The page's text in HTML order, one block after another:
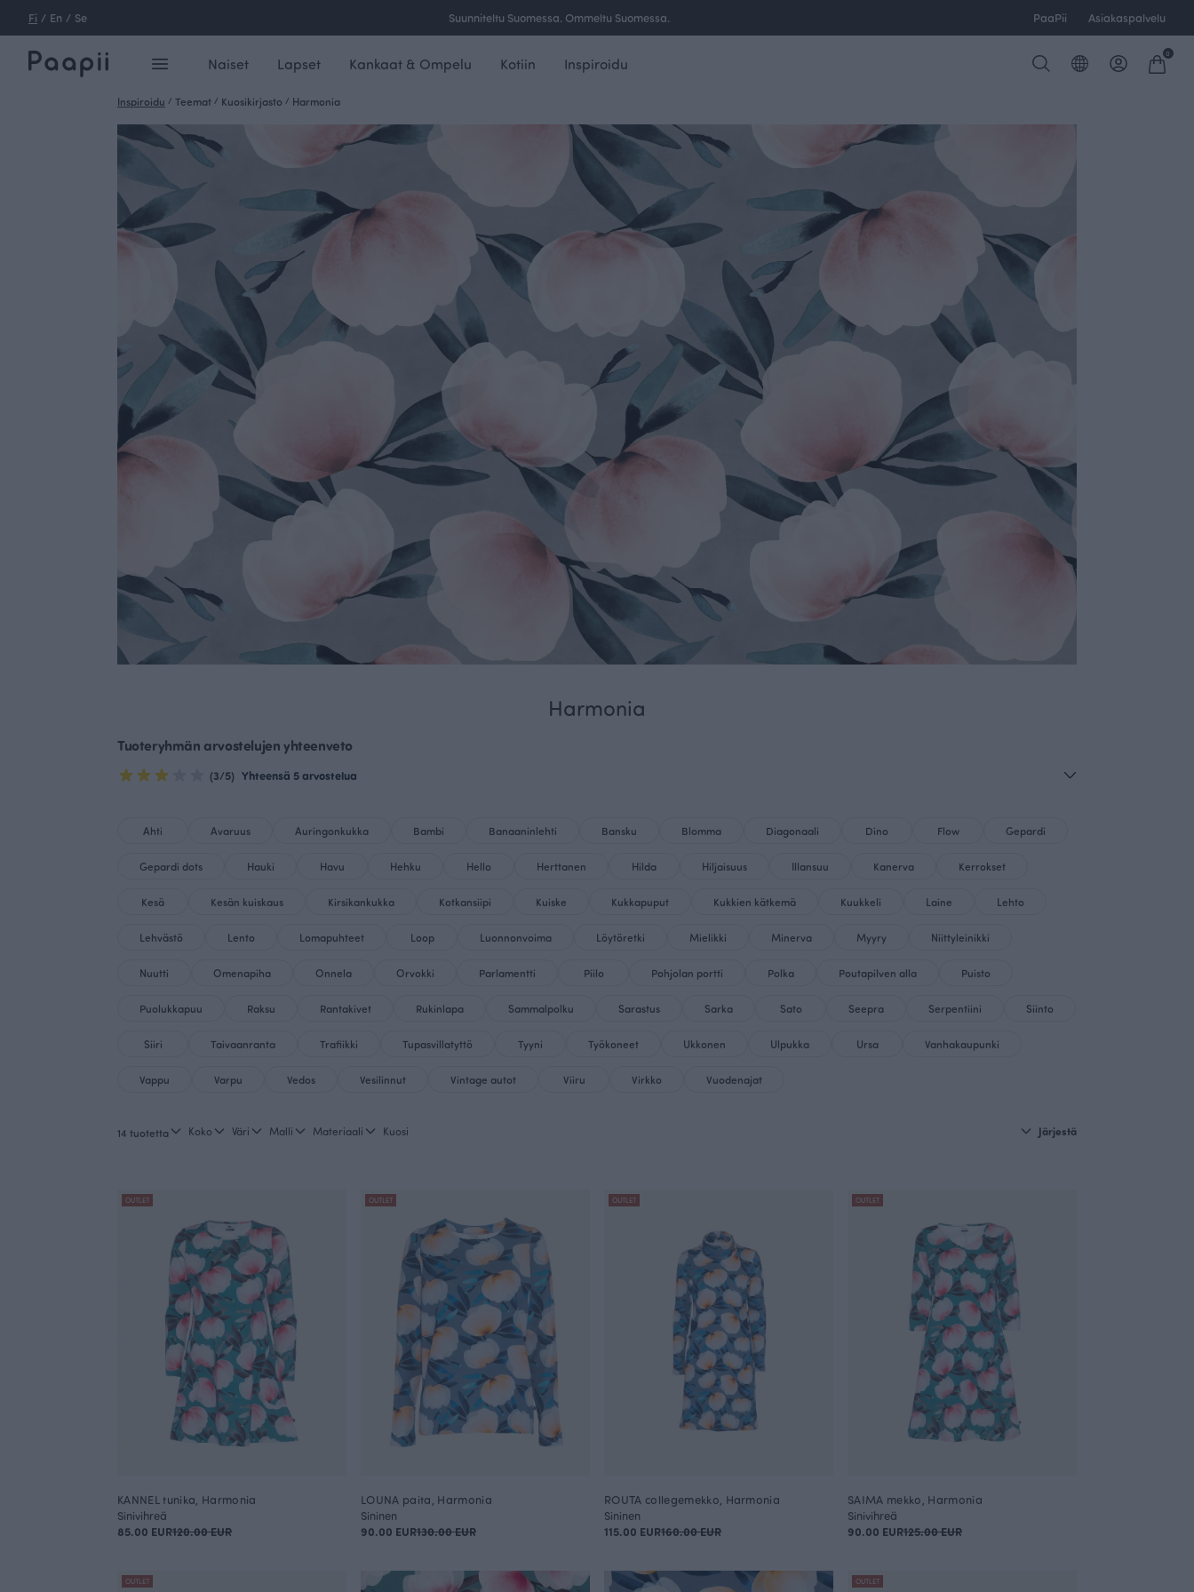
Fi / En / Se Ilmainen toimitus yli 100 € tilauksille Suomessa. PaaPii Asiakaspalvelu
Naiset Lapset Kankaat & Ompelu Kotiin Inspiroidu
0
Inspiroidu / Teemat / Kuosikirjasto / Harmonia
Harmonia
Tuoteryhmän arvostelujen yhteenveto
(3/5) Yhteensä 5 arvostelua
Ahti Avaruus Auringonkukka Bambi Banaaninlehti Bansku Blomma Diagonaali Dino Flow Gepardi
Gepardi dots Hauki Havu Hehku Hello Herttanen Hilda Hiljaisuus Illansuu Kanerva Kerrokset
Kesä Kesän kuiskaus Kirsikankukka Kotkansiipi Kuiske Kukkapuput Kukkien kätkemä Kuukkeli Laine Lehto
Lehvästö Lento Lomapuhteet Loop Luonnonvoima Löytöretki Mielikki Minerva Myyry Niittyleinikki
Nuutti Omenapiha Onnela Orvokki Parlamentti Piilo Pohjolan portti Polka Poutapilven alla Puisto
Puolukkapuu Raksu Rantakivet Rukinlapa Sammalpolku Sarastus Sarka Sato Seepra Serpentiini Siinto
Siiri Taivaanranta Trafiikki Tupasvillatyttö Tyyni Työkoneet Ukkonen Ulpukka Ursa Vanhakaupunki
Vappu Varpu Vedos Vesilinnut Vintage autot Viiru Virkko Vuodenajat
14 tuotetta Koko Väri Malli Materiaali Kuosi Järjestä
OUTLET
KANNEL tunika, Harmonia
Sinivihreä
85.00 EUR120.00 EUR
OUTLET
LOUNA paita, Harmonia
Sininen
90.00 EUR130.00 EUR
OUTLET
ROUTA collegemekko, Harmonia
Sininen
115.00 EUR160.00 EUR
OUTLET
SAIMA mekko, Harmonia
Sinivihreä
90.00 EUR125.00 EUR
OUTLET OUTLET